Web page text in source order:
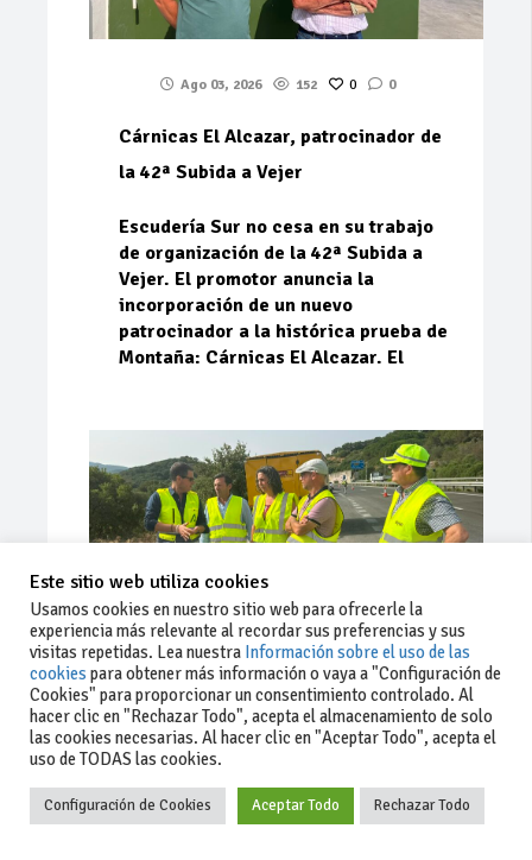
Ago 03, 2026 152 0 0
Cárnicas El Alcazar, patrocinador de
la 42ª Subida a Vejer
Escudería Sur no cesa en su trabajo
de organización de la 42ª Subida a
Vejer. El promotor anuncia la
incorporación de un nuevo
patrocinador a la histórica prueba de
Montaña: Cárnicas El Alcazar. El
Ago 03, 2026 81 0 0
La Junta implementa mejoras en la
A381 por Los Barrios
Este sitio web utiliza cookies
Usamos cookies en nuestro sitio web para ofrecerle la
experiencia más relevante al recordar sus preferencias y sus
visitas repetidas. Lea nuestra Información sobre el uso de las
cookies para obtener más información o vaya a "Configuración de
Cookies" para proporcionar un consentimiento controlado. Al
hacer clic en "Rechazar Todo", acepta el almacenamiento de solo
las cookies necesarias. Al hacer clic en "Aceptar Todo", acepta el
uso de TODAS las cookies.
Configuración de Cookies Aceptar Todo Rechazar Todo